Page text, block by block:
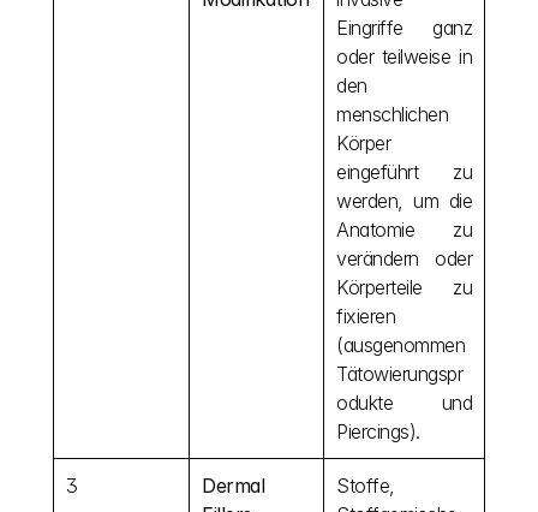
Eingriffe ganz
oder teilweise in
den
menschlichen
Körper
eingeführt zu
werden, um die
Anatomie zu
verändern oder
Körperteile zu
fixieren
(ausgenommen
Tätowierungspr
odukte und
Piercings).
3
Dermal
Stoffe,